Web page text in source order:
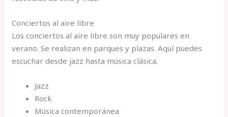
Conciertos al aire libre
Los conciertos al aire libre son muy populares en
verano. Se realizan en parques y plazas. Aquí puedes
escuchar desde jazz hasta música clásica.
Jazz
Rock
Música contemporánea